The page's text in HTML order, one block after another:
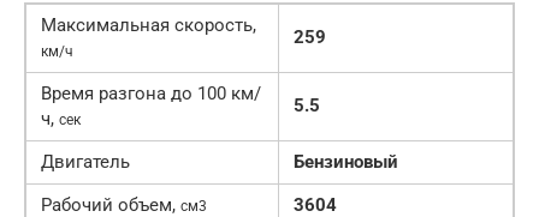
Максимальная скорость,
км/ч
259
Время разгона до 100 км/
ч, сек
5.5
Двигатель
Бензиновый
Рабочий объем, см3
3604